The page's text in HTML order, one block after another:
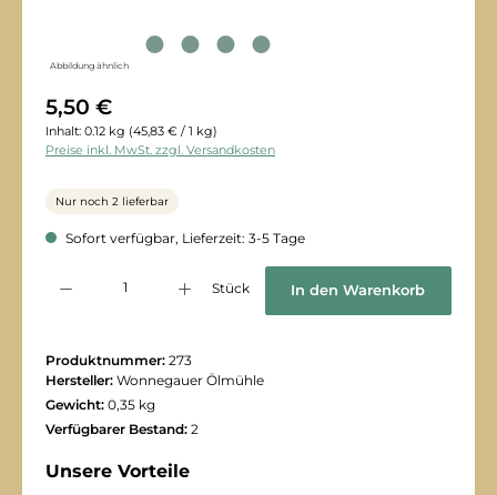
Abbildung ähnlich
5,50 €
Inhalt: 0.12 kg (45,83 € / 1 kg)
Preise inkl. MwSt. zzgl. Versandkosten
Nur noch 2 lieferbar
Sofort verfügbar, Lieferzeit: 3-5 Tage
Stück In den Warenkorb
Produktnummer: 273
Hersteller: Wonnegauer Ölmühle
Gewicht: 0,35 kg
Verfügbarer Bestand: 2
Unsere Vorteile